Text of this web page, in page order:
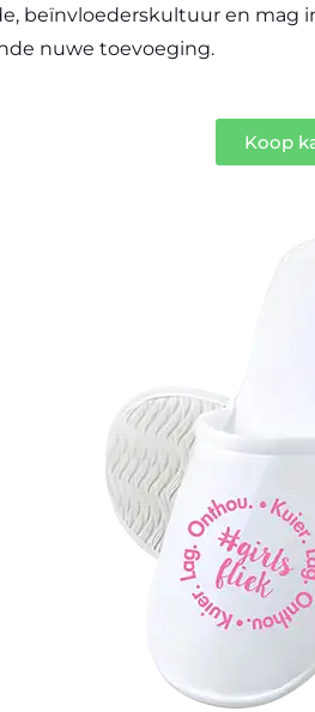
beïnvloederskultuur en mag
nuwe toevoeging.
Koop